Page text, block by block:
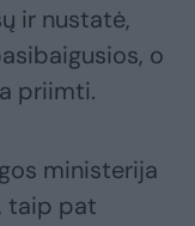
ir nustatė,
o
priimti.
ministerija
taip pat